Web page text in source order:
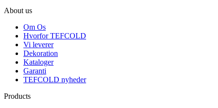
About us
Om Os
Hvorfor TEFCOLD
Vi leverer
Dekoration
Kataloger
Garanti
TEFCOLD nyheder
Products